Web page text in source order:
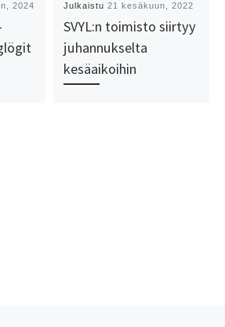
2024 Julkaistu21 kesäkuun, 2022
SVYL:n toimisto siirtyy
juhannukselta
kesäaikoihin